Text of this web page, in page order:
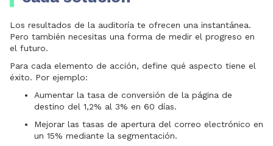
Los resultados de la auditoría te ofrecen una instantánea.
Pero también necesitas una forma de medir el progreso en
el futuro.
Para cada elemento de acción, define qué aspecto tiene el
éxito. Por ejemplo:
Aumentar la tasa de conversión de la página de
destino del 1,2% al 3% en 60 días.
Mejorar las tasas de apertura del correo electrónico en
un 15% mediante la segmentación.